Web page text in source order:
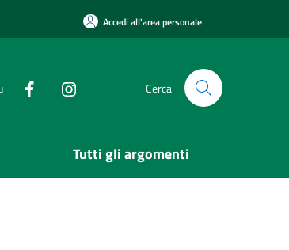
Accedi all'area personale
Cerca
Tutti gli argomenti